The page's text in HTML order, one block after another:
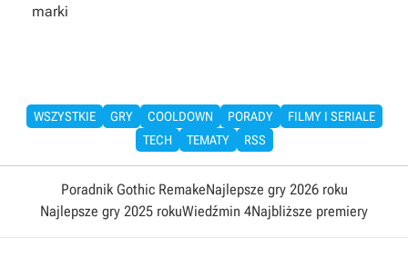
marki
WSZYSTKIE GRY COOLDOWN PORADY
FILMY I SERIALE
TECH
TEMATY RSS
Poradnik Gothic RemakeNajlepsze gry 2026 roku
Najlepsze gry 2025 rokuWiedźmin 4Najbliższe premiery